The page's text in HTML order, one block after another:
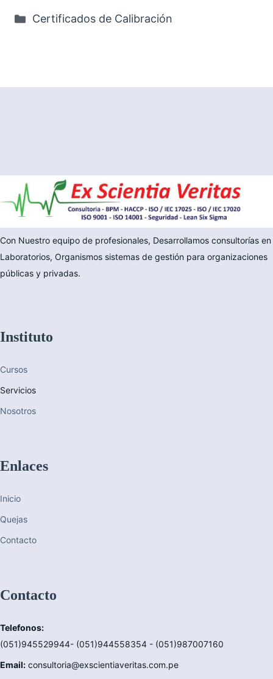
Categorías
Certificados de Calibración
Con Nuestro equipo de profesionales, Desarrollamos consultorías en
Laboratorios, Organismos sistemas de gestión para organizaciones
públicas y privadas.
Instituto
Cursos
Servicios
Nosotros
Enlaces
Inicio
Quejas
Contacto
Contacto
Telefonos:
(051)945529944- (051)944558354 - (051)987007160
Email: consultoria@exscientiaveritas.com.pe